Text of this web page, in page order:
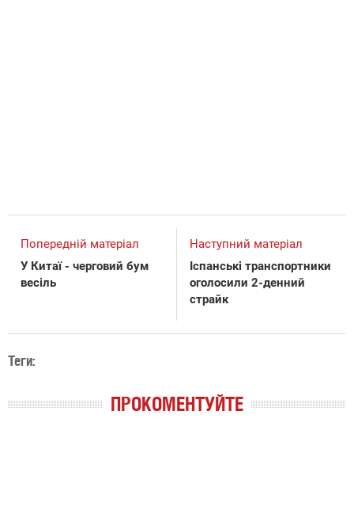
Попередній матеріал
У Китаї - черговий бум
весіль
Наступний матеріал
Іспанські транспортники
оголосили 2-денний
страйк
Теги:
ПРОКОМЕНТУЙТЕ